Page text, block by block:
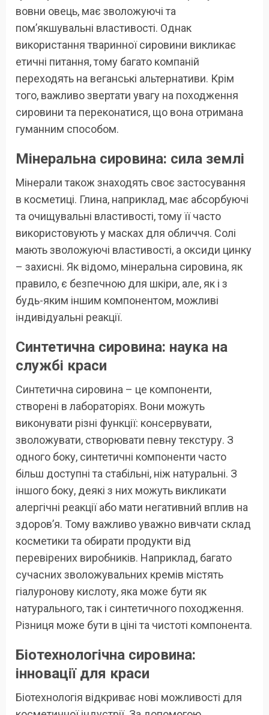
вовни овець, має зволожуючі та
пом’якшувальні властивості. Однак
використання тваринної сировини викликає
етичні питання, тому багато компаній
переходять на веганські альтернативи. Крім
того, важливо звертати увагу на походження
сировини та переконатися, що вона отримана
гуманним способом.
Мінеральна сировина: сила землі
Мінерали також знаходять своє застосування
в косметиці. Глина, наприклад, має абсорбуючі
та очищувальні властивості, тому її часто
використовують у масках для обличчя. Солі
мають зволожуючі властивості, а оксиди цинку
– захисні. Як відомо, мінеральна сировина, як
правило, є безпечною для шкіри, але, як і з
будь-яким іншим компонентом, можливі
індивідуальні реакції.
Синтетична сировина: наука на
службі краси
Синтетична сировина – це компоненти,
створені в лабораторіях. Вони можуть
виконувати різні функції: консервувати,
зволожувати, створювати певну текстуру. З
одного боку, синтетичні компоненти часто
більш доступні та стабільні, ніж натуральні. З
іншого боку, деякі з них можуть викликати
алергічні реакції або мати негативний вплив на
здоров’я. Тому важливо уважно вивчати склад
косметики та обирати продукти від
перевірених виробників. Наприклад, багато
сучасних зволожувальних кремів містять
гіалуронову кислоту, яка може бути як
натурального, так і синтетичного походження.
Різниця може бути в ціні та чистоті компонента.
Біотехнологічна сировина:
інновації для краси
Біотехнологія відкриває нові можливості для